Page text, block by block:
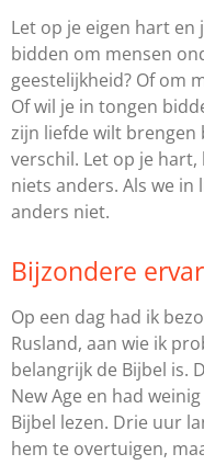
Let op je eigen hart en
bidden om mensen
geestelijkheid? Of om
Of wil je in tongen
zijn liefde wilt brengen
verschil. Let op je
niets anders. Als we in
anders niet.
Bijzondere
Op een dag had ik
Rusland, aan wie ik
belangrijk de Bijbel is.
New Age en had
Bijbel lezen. Drie uur
hem te overtuigen,